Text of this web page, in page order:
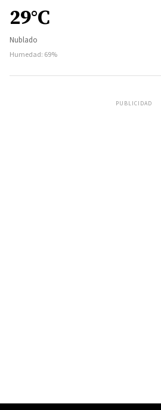
29°C
Nublado
Humedad: 69%
PUBLICIDAD